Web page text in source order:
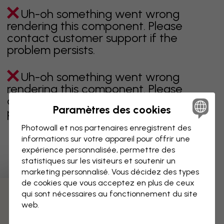
Uh-oh something went wrong
rendering this component. Please
contact customer support if the
problem persists.
Uh-oh something went wrong
rendering this component. Please
contact customer support if the
problem persists.
Page 1 sur 1 pages
Découvrez plus de catégories
Paramètres des cookies
Photowall et nos partenaires enregistrent des
informations sur votre appareil pour offrir une
expérience personnalisée, permettre des
statistiques sur les visiteurs et soutenir un
marketing personnalisé. Vous décidez des types
de cookies que vous acceptez en plus de ceux
qui sont nécessaires au fonctionnement du site
web.